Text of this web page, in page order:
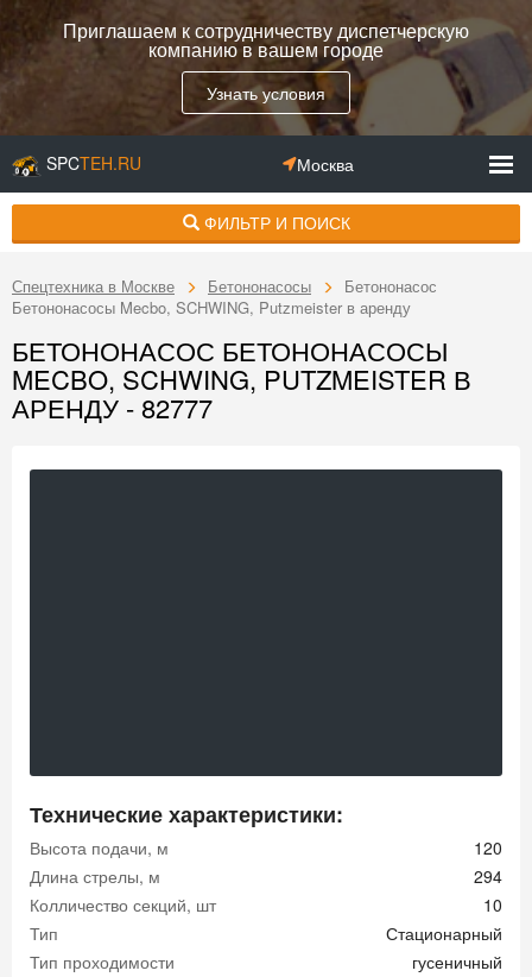
Приглашаем к сотрудничеству диспетчерскую
компанию в вашем городе
Узнать условия
SPCTEH.RU Москва
ФИЛЬТР И ПОИСК
Спецтехника в Москве Бетононасосы
Бетононасос
Бетононасосы Mecbo, SCHWING, Putzmeister в аренду
БЕТОНОНАСОС БЕТОНОНАСОСЫ
MECBO, SCHWING, PUTZMEISTER В
АРЕНДУ - 82777
Технические характеристики:
Высота подачи, м
120
Длина стрелы, м
294
Колличество секций, шт
10
Тип
Стационарный
Тип проходимости
гусеничный